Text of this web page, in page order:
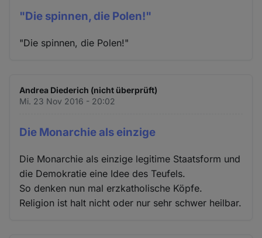
"Die spinnen, die Polen!"
"Die spinnen, die Polen!"
Andrea Diederich (nicht überprüft)
Mi. 23 Nov 2016 - 20:02
Die Monarchie als einzige
Die Monarchie als einzige legitime Staatsform und
die Demokratie eine Idee des Teufels.
So denken nun mal erzkatholische Köpfe.
Religion ist halt nicht oder nur sehr schwer heilbar.